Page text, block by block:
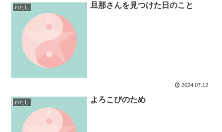
わたし 旦那さんを見つけた日のこと
2024.07.12
わたし よろこびのため